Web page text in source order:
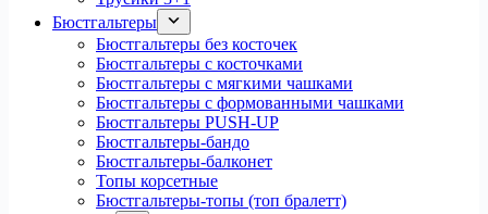
Бюстгальтеры
Бюстгальтеры без косточек
Бюстгальтеры с косточками
Бюстгальтеры с мягкими чашками
Бюстгальтеры с формованными чашками
Бюстгальтеры PUSH-UP
Бюстгальтеры-бандо
Бюстгальтеры-балконет
Топы корсетные
Бюстгальтеры-топы (топ бралетт)